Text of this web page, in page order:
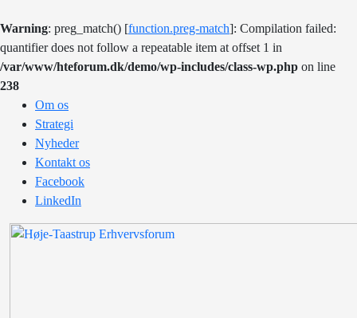
Warning: preg_match() [function.preg-match]: Compilation failed:
quantifier does not follow a repeatable item at offset 1 in
/var/www/hteforum.dk/demo/wp-includes/class-wp.php on line
238
Om os
Strategi
Nyheder
Kontakt os
Facebook
LinkedIn